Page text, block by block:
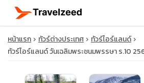
หน้าแรก ทัวร์ต่างประเทศ
ทัวร์ไอร์แลนด์
ทัวร์ไอร์แลนด์ วันเฉลิมพระชนมพรรษา ร.10